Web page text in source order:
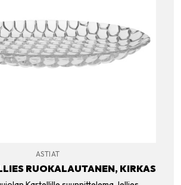
ASTIAT
RUOKALAUTANEN, KIRKAS